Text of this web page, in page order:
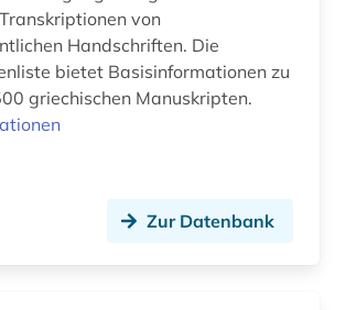
aufbereitung (1)
aufenthaltsrecht (2)
von
Handschriften. Die
bietet Basisinformationen zu
griechischen Manuskripten.
Zur Datenbank